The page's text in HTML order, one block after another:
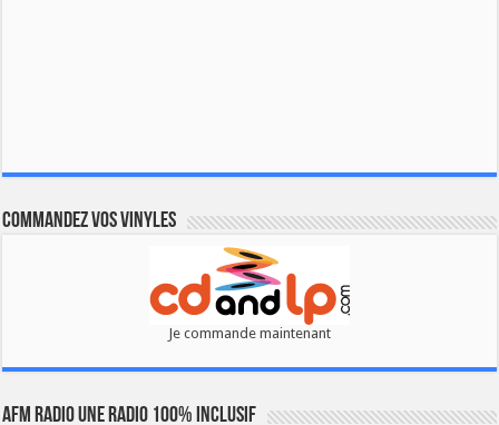
Commandez vos vinyles
Je commande maintenant
AFM RADIO UNE RADIO 100% INCLUSIF